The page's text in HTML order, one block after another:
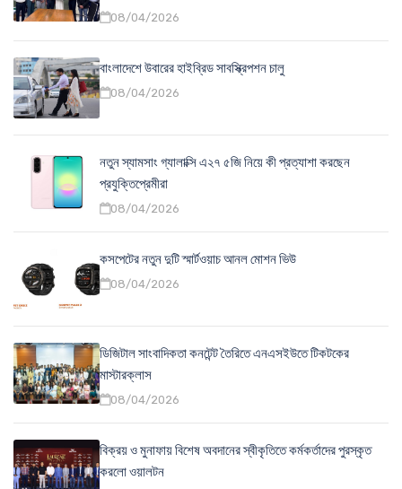
08/04/2026
বাংলাদেশে উবারের হাইব্রিড সাবস্ক্রিপশন চালু
08/04/2026
নতুন স্যামসাং গ্যালাক্সি এ২৭ ৫জি নিয়ে কী প্রত্যাশা করছেন
প্রযুক্তিপ্রেমীরা
08/04/2026
কসপেটের নতুন দুটি স্মার্টওয়াচ আনল মোশন ভিউ
08/04/2026
ডিজিটাল সাংবাদিকতা কনটেন্ট তৈরিতে এনএসইউতে টিকটকের
মাস্টারক্লাস
08/04/2026
বিক্রয় ও মুনাফায় বিশেষ অবদানের স্বীকৃতিতে কর্মকর্তাদের পুরস্কৃত
করলো ওয়ালটন